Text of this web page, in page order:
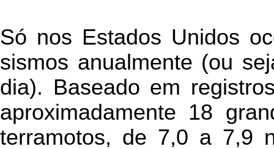
Só nos Estados Unidos
sismos anualmente (ou
dia). Baseado em
aproximadamente 18
terramotos, de 7,0 a 7,9